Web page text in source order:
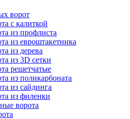
ворот
с калиткой
из профлиста
из евроштакетника
из дерева
из 3D сетки
решетчатые
из поликарбоната
из сайдинга
из филенки
ворота